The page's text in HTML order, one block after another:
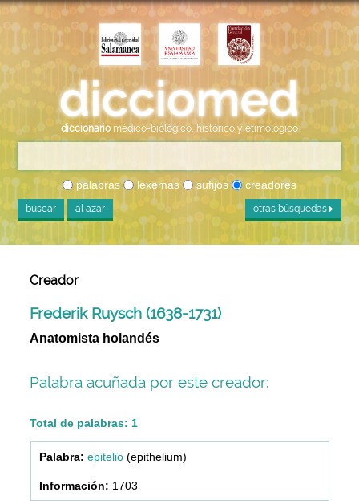
diccionario médico-biológico, histórico y etimológico
palabras lexemas sufijos creadores
buscar al azar otras búsquedas
Creador
Frederik Ruysch (1638-1731)
Anatomista holandés
Palabra acuñada por este creador:
Total de palabras: 1
epitelio(epithelium)
1703